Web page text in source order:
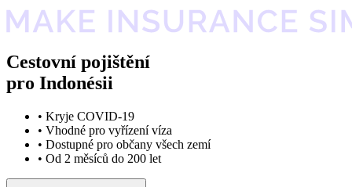
Cestovní pojištění
pro Indonésii
• Kryje COVID-19
• Vhodné pro vyřízení víza
• Dostupné pro občany všech zemí
• Od 2 měsíců do 200 let